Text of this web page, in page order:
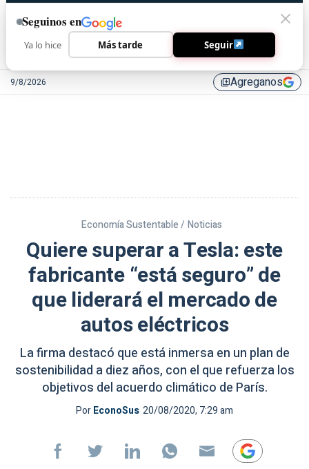
9/8/2026 library_addAgreganos
Economía Sustentable / Noticias
Quiere superar a Tesla: este
fabricante “está seguro” de
que liderará el mercado de
autos eléctricos
La firma destacó que está inmersa en un plan de
sostenibilidad a diez años, con el que refuerza los
objetivos del acuerdo climático de París.
PorEconoSus 20/08/2020, 7:29 am
Seguinos en
Ya lo hice Más tarde Seguir